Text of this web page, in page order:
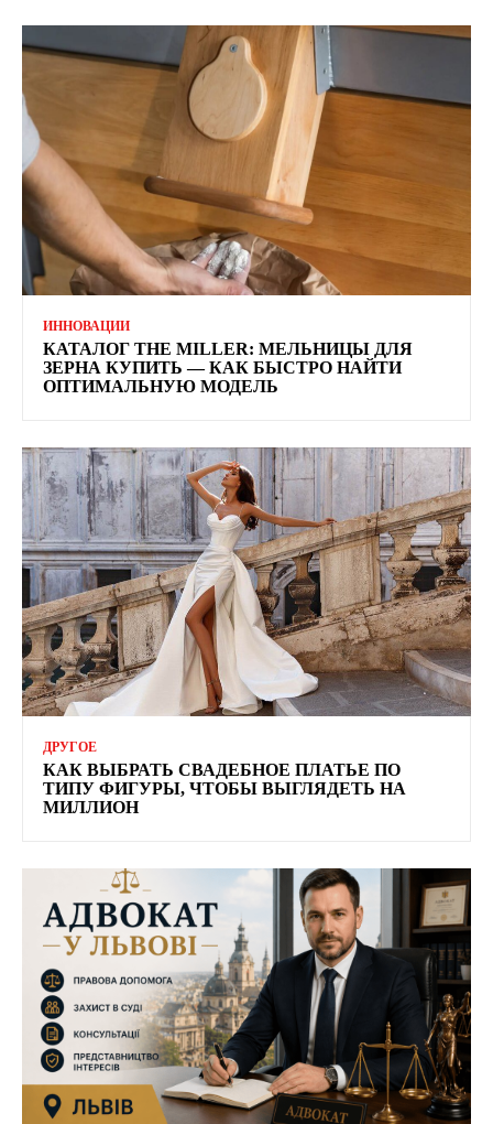
ИННОВАЦИИ
КАТАЛОГ THE MILLER: МЕЛЬНИЦЫ ДЛЯ
ЗЕРНА КУПИТЬ — КАК БЫСТРО НАЙТИ
ОПТИМАЛЬНУЮ МОДЕЛЬ
ДРУГОЕ
КАК ВЫБРАТЬ СВАДЕБНОЕ ПЛАТЬЕ ПО
ТИПУ ФИГУРЫ, ЧТОБЫ ВЫГЛЯДЕТЬ НА
МИЛЛИОН